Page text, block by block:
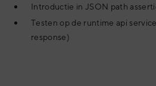
Introductie in JSON path
Testen op de runtime api
response)